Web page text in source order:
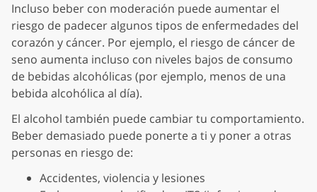
Incluso beber con moderación puede aumentar el
riesgo de padecer algunos tipos de enfermedades del
corazón y cáncer. Por ejemplo, el riesgo de cáncer de
seno aumenta incluso con niveles bajos de consumo
de bebidas alcohólicas (por ejemplo, menos de una
bebida alcohólica al día).
El alcohol también puede cambiar tu comportamiento.
Beber demasiado puede ponerte a ti y poner a otras
personas en riesgo de:
Accidentes, violencia y lesiones